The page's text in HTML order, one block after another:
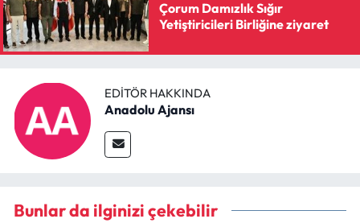
Çorum Damızlık Sığır
Yetiştiricileri Birliğine ziyaret
EDITÖR HAKKINDA
Anadolu Ajansı
Bunlar da ilginizi çekebilir